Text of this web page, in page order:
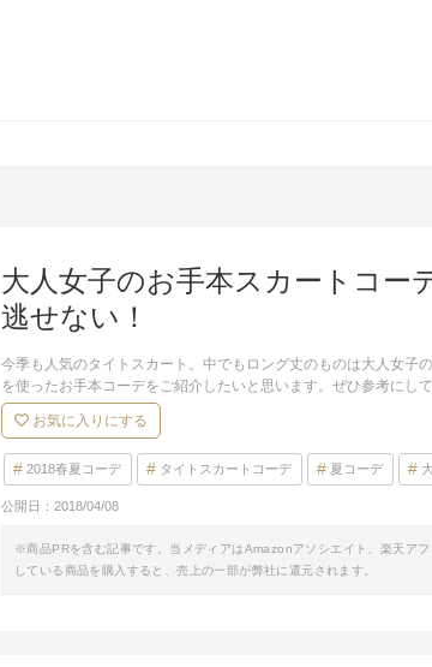
大人女子のお手本スカートコー
逃せない！
今季も人気のタイトスカート。中でもロング丈のものは大人女子
を使ったお手本コーデをご紹介したいと思います。ぜひ参考にし
お気に入りにする
2018春夏コーデ タイトスカートコーデ 夏コーデ
公開日： 2018/04/08
※商品PRを含む記事です。当メディアはAmazonアソシエイト、楽天ア
している商品を購入すると、売上の一部が弊社に還元されます。